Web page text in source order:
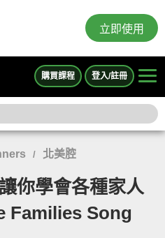
立即使用
購買課程 登入/註冊
/ 北美腔
你學會各種家人
Families Song